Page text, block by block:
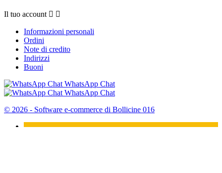
Il tuo account  
Informazioni personali
Ordini
Note di credito
Indirizzi
Buoni
WhatsApp Chat
WhatsApp Chat
© 2026 - Software e-commerce di Bollicine 016